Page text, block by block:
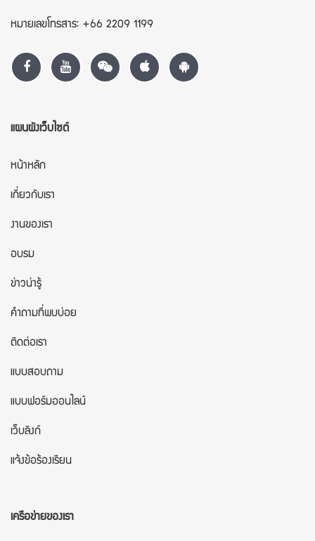
หมายเลขโทรสาร: +66 2209 1199
แผนผังเว็บไซต์
หน้าหลัก
เกี่ยวกับเรา
งานของเรา
อบรม
ข่าวน่ารู้
คำถามที่พบบ่อย
ติดต่อเรา
แบบสอบถาม
แบบฟอร์มออนไลน์
เว็บลิงก์
แจ้งข้อร้องเรียน
เครือข่ายของเรา